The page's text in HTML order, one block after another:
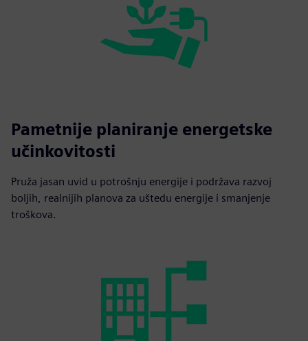
Pametnije planiranje energetske
učinkovitosti
Pruža jasan uvid u potrošnju energije i podržava razvoj
boljih, realnijih planova za uštedu energije i smanjenje
troškova.